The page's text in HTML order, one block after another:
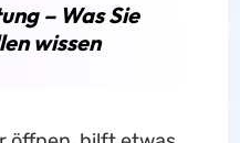
– Was Sie
wissen